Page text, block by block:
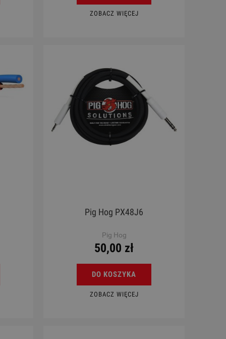
ZOBACZ WIĘCEJ
Pig Hog PX48J6
Pig Hog
50,00 zł
DO KOSZYKA
ZOBACZ WIĘCEJ